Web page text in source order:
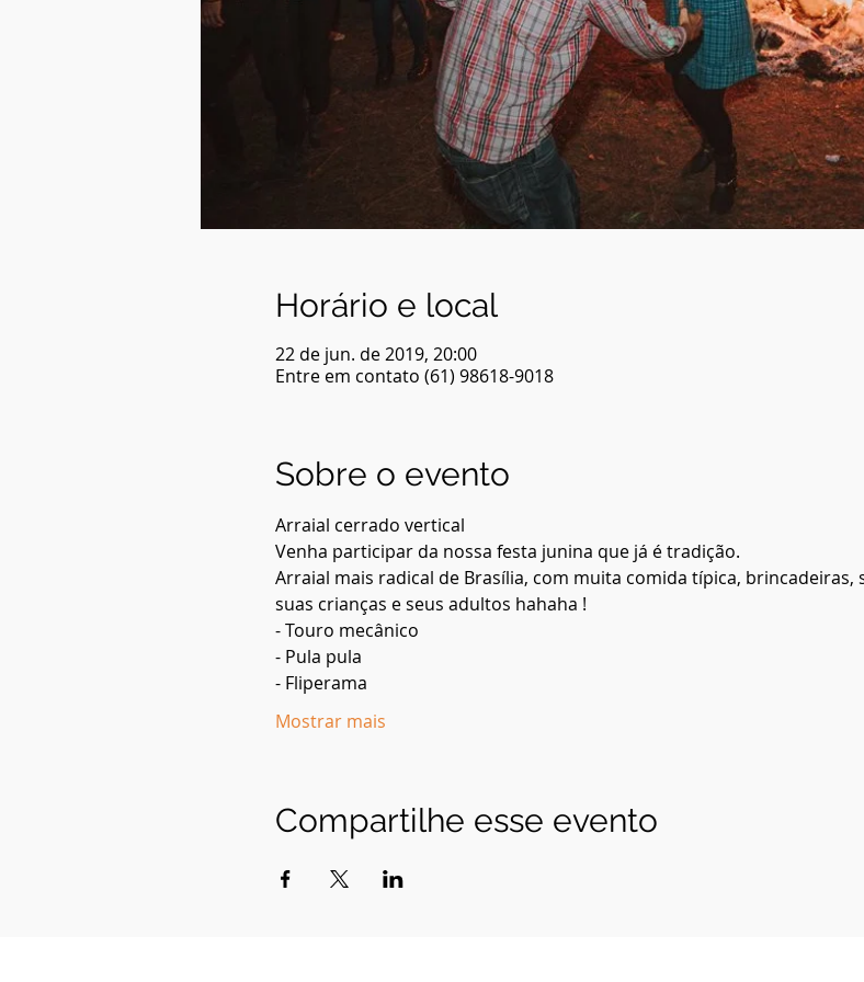
Horário e local
22 de jun. de 2019, 20:00
Entre em contato (61) 98618-9018
Sobre o evento
Arraial cerrado vertical
Venha participar da nossa festa junina que já é tradição.
Arraial mais radical de Brasília, com muita comida típica, brincadeiras,
suas crianças e seus adultos hahaha !
- Touro mecânico
- Pula pula
- Fliperama
Mostrar mais
Compartilhe esse evento